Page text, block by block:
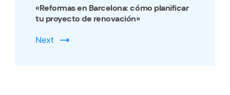
«Reformas en Barcelona: cómo planificar
tu proyecto de renovación»
Next